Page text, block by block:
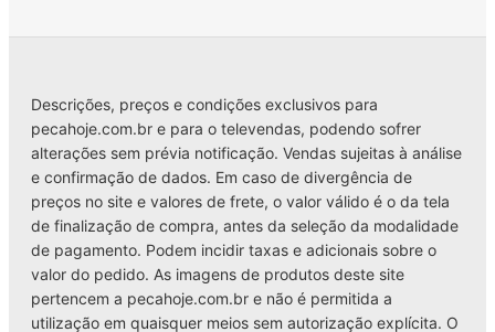
Descrições, preços e condições exclusivos para
pecahoje.com.br e para o televendas, podendo sofrer
alterações sem prévia notificação. Vendas sujeitas à análise
e confirmação de dados. Em caso de divergência de
preços no site e valores de frete, o valor válido é o da tela
de finalização de compra, antes da seleção da modalidade
de pagamento. Podem incidir taxas e adicionais sobre o
valor do pedido. As imagens de produtos deste site
pertencem a pecahoje.com.br e não é permitida a
utilização em quaisquer meios sem autorização explícita. O